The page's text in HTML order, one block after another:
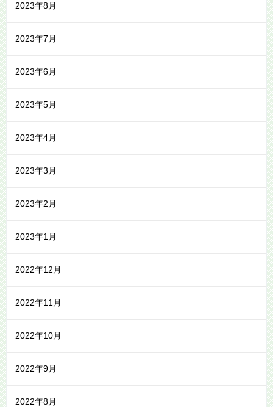
2023年8月
2023年7月
2023年6月
2023年5月
2023年4月
2023年3月
2023年2月
2023年1月
2022年12月
2022年11月
2022年10月
2022年9月
2022年8月